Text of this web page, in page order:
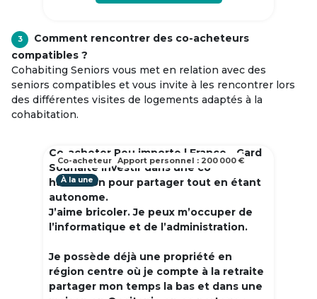
3
Comment rencontrer des co-acheteurs
compatibles ?
Cohabiting Seniors vous met en relation avec des
seniors compatibles et vous invite à les rencontrer lors
des différentes visites de logements adaptés à la
cohabitation.
Co-acheter Peu importe | France - Gard
Souhaite investir dans une co
habitation pour partager tout en étant
autonome.
J’aime bricoler. Je peux m’occuper de
l’informatique et de l’administration.
Je possède déjà une propriété en
région centre où je compte à la retraite
partager mon temps la bas et dans une
À la une
Co-acheteur Apport personnel : 200 000 €